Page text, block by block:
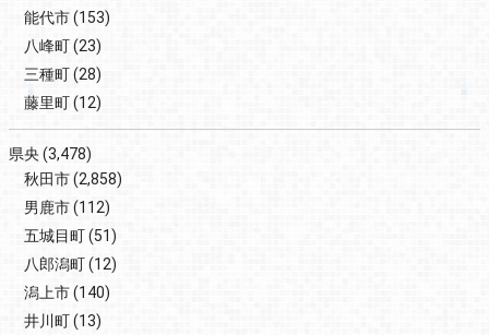
能代市(153)
八峰町(23)
三種町(28)
藤里町(12)
県央 (3,478)
秋田市(2,858)
男鹿市(112)
五城目町(51)
八郎潟町(12)
潟上市(140)
井川町(13)